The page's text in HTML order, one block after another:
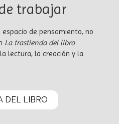
trabajar
de pensamiento, no
La trastienda del libro
lectura, la creación y la
DEL LIBRO